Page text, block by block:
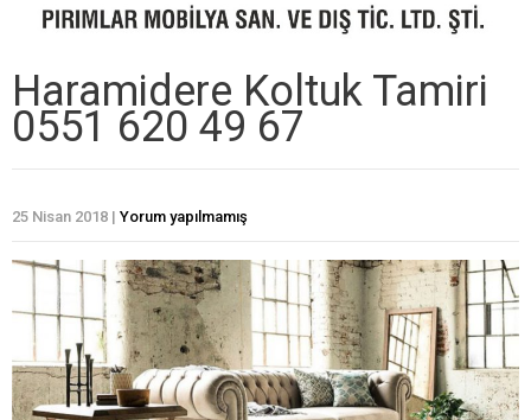
Haramidere Koltuk Tamiri
0551 620 49 67
25 Nisan 2018 | Yorum yapılmamış